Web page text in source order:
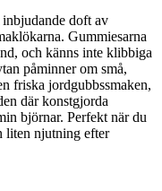
doft av
Gummiesarna
och känns inte klibbiga
påminner om små,
friska jordgubbssmaken,
där konstgjorda
björnar. Perfekt när du
liten njutning efter